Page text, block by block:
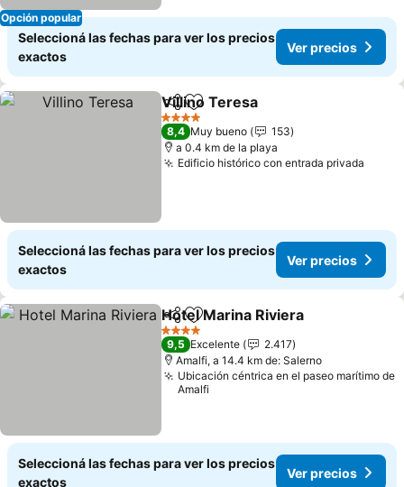
Opción popular
Seleccioná las fechas para ver los precios
exactos
Ver precios
CompartirAñadir a favoritos
Villino Teresa
4 Estrellas
8,4 Muy bueno
153
a 0.4 km de la playa
Edificio histórico con entrada privada
Seleccioná las fechas para ver los precios
exactos
Ver precios
CompartirAñadir a favoritos
Hotel Marina Riviera
4 Estrellas
9,5 Excelente
2.417
Amalfi, a 14.4 km de: Salerno
Ubicación céntrica en el paseo marítimo de
Amalfi
Seleccioná las fechas para ver los precios
exactos
Ver precios